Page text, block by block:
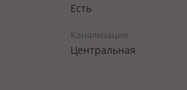
Есть
Канализация
Центральная